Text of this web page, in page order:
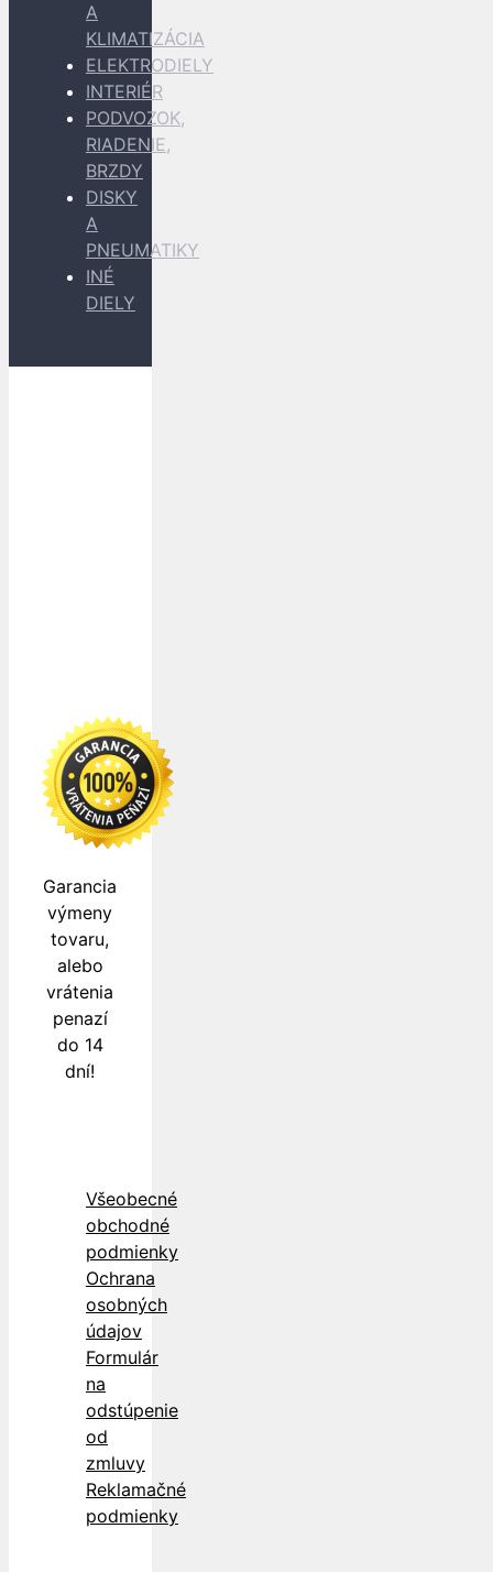
A
KLIMATIZÁCIA
ELEKTRODIELY
INTERIÉR
PODVOZOK,
RIADENIE,
BRZDY
DISKY
A
PNEUMATIKY
INÉ
DIELY
Garancia
výmeny
tovaru,
alebo
vrátenia
penazí
do 14
dní!
Všeobecné
obchodné
podmienky
Ochrana
osobných
údajov
Formulár
na
odstúpenie
od
zmluvy
Reklamačné
podmienky